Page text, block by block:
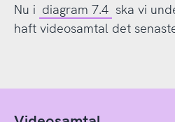
Nu i diagram 7.4 ska vi
haft videosamtal det